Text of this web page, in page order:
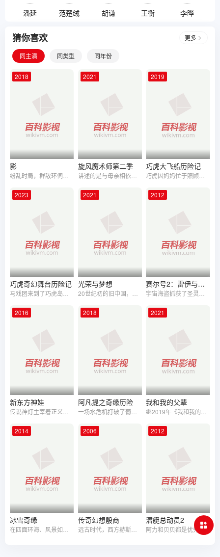
潘延 范楚绒 胡谦 王衡 李晔
猜你喜欢 更多
同主演 同类型 同年份
2018
影
2021
旋风魔术师第二季
讲述的是与母亲相依为命的禹威（田川饰），在去探望外婆的路上意外遇车祸，不得不与外婆生活在一起，同时遭遇一连串的意外事件，偶然进入久负盛名的默林学院学习，并意外得知自己被圣水晶灵摆选中，未来会走上魔术师的道路。这让对魔术一窍不通的禹威来讲，很是郁闷，而让他更郁闷的是那个让他哭笑不得的丫头茉莉（卢洋洋饰）竟成为了他的助手，还为他带来了一大堆的敌人，更让他错愕的是他从未见过的父亲居然也是魔术师。通过修炼、旅行、世界魔术大赛等等事件之后，禹威通过自己的努力慢慢成长为一个优秀的魔术师，他与茉莉的误会也逐渐消除，看视一切都在往好的方向发展，然而让禹威没想到的是，一大波将会让他人生发生巨变的阴谋正在袭来……
2019
巧虎大飞船历险记
2023
巧虎奇幻舞台历险记
2021
光荣与梦想
2012
赛尔号2：雷伊与迈尔斯
2016
新东方神娃
2018
阿凡提之奇缘历险
一场水危机打破了葡萄城的平静生活，阿凡提在百姓的嘱托下肩负起了寻回水源的重担。冒险途中，变故接踵而至。他一路追寻真相，却在真相浮出水面时为之错愕。为守护所爱之人，阿凡提必须激起全部的智慧与勇气，直面险恶人心。
2021
我和我的父辈
2014
冰雪奇缘
2006
传奇幻想殷商
远古时代，西方赫斯高原原本有着高贵血统的半兽人部落，受到了毁灭之神卡格拉斯狂魔之血的引诱。其首领格罗姆王和他的子民变成了一群嗜血的奴仆。在大祭司古尔丹的蛊惑之下，半兽人开始了对东方华夏大陆的野蛮进攻。 东方人类在大神轩辕氏的带领之下，经过常羊山一战，轩辕黄帝力斩格罗姆首级，埋于常羊山下。被俘的半兽人士兵则被拘在桃都山监狱，刑期三千年。 哼奇奇就是桃都山的一个小半兽人，他生性乐观，爱搞恶作剧，眼看三千年刑期将至，哼奇奇耐不住寂寞，偷逃出来，结识了格罗姆王的女儿桐瑶。二人一见钟情。却共同闯了大祸。在桐瑶叔叔杜隆坦的指引下，他们下得凡间来寻找一块燃烧着火焰的试金石，以解救牢里的半兽人。 来到凡间，桐瑶失去了记忆，天真无邪的她爱上了朝歌城中的天才乐师哈伦。善良的哼奇奇只能把自己的爱埋藏在心里。 这时，大祭司古尔丹还隐藏在人间，他暗中制造着半兽人武士，梦想着再次发动半兽人的进攻，毁灭华夏氏族。 哈伦为了自己的女友紫怡，受到了古尔丹的引诱，喝下了狂魔之血，诱骗着桐瑶取到了试金石。那其实是毁灭之神的灵力石。 在灵力石作用之下，半兽人复活，哈伦和桐瑶也练成绝世魔功斧钺交响，助半兽人冲开了天地玄关，攻上天庭，华夏氏族的灾难就要降临了。 在危急关头，在美好的人类爱情感召之下，哈伦桐瑶反正，桐瑶献出了自己的生命，而哼哈二人也终于心灵合一，在轩辕剑下，使出斧钺交响，与大魔头同归于尽\u0026hellip;\u0026hellip; 天佑华夏，大道牺牲。哼哈二将被封为新一代门神，英雄事迹千古传颂。
2012
潜艇总动员2
阿力和贝贝都是优秀的科研小潜艇，他们是一对非常好的拍档，在《潜艇总动员》中，他们共同完成了很多次的训练和任务，这一次，两个小家伙将面临什么样的神秘而有趣的挑战呢？著名的海洋研究学家及水下考古考古学家苏红博士拥有四枚加勒比海盗藏在深海中的上古勋章的仿制品，四枚勋章分别代表了智慧、勇气、友谊和正义。这一天，苏红博士召集阿力和贝贝，交代他们如果能够完成一项任务将会获赠一枚勋章，如果能够收集齐四枚勋章，小家伙们将获邀去泉州参加海洋博物馆的开幕仪式，并将获得博士赠送的神秘奖励，这让小潜艇们激动不已，跃跃欲试！阿力和贝贝和海上摩托艇蛙蛙、宠物猴淘淘、海上单脚滑行艇石头等小伙伴一起，团结合作、不畏困难，相继出色完成了地中海埃及女王皇冠搜寻、北冰洋佩斯号残骸搜寻、阿拉伯海古城石板搜寻、整合沉船文物保护的任务，陆续获得博士颁发的四枚勋章并回到泉州，经历惊险的搜寻后找到郑和沉船的船锚，把这珍贵的文物当做礼物送给即将开幕的泉州海洋博物馆。小潜艇们不负众望完成了苏红博士交给他们的所有任务，苏红博士兑现自己的诺言，她安排在泉州海洋博物馆开幕式上，燃放了小潜艇形象的烟花作为惊喜奖励。通过海洋探险的经历，小潜艇们不仅变得更加成熟、勇敢、团结、合作，还了解到悠久的海洋文明、学会了海洋文物保护等很多有用的知识，从而成为真正的潜艇小英雄！